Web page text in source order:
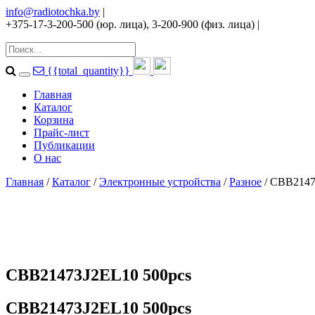
info@radiotochka.by |
+375-17-3-200-500 (юр. лица), 3-200-900 (физ. лица) |
{{total_quantity}}
Главная
Каталог
Корзина
Прайс-лист
Публикации
О нас
Главная /Каталог /Электронные устройства /Разное /
CBB21473J2EL10 500pcs
CBB21473J2EL10 500pcs